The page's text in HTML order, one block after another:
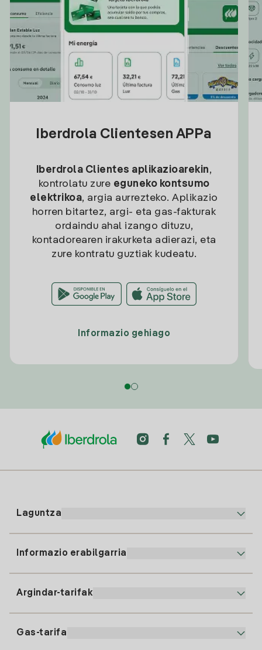
Iberdrola Clientesen APPa
Iberdrola Clientes aplikazioarekin,
kontrolatu zure eguneko kontsumo
elektrikoa, argia aurrezteko. Aplikazio
horren bitartez, argi- eta gas-fakturak
ordaindu ahal izango dituzu,
kontadorearen irakurketa adierazi, eta
zure kontratu guztiak kudeatu.
Informazio gehiago
Laguntza
91 919 52 73
Informazio erabilgarria
Argindar-tarifak
Gas-tarifa